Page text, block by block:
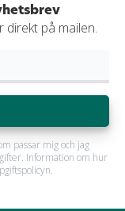
direkt på mailen.
passar mig och jag
Information om hur